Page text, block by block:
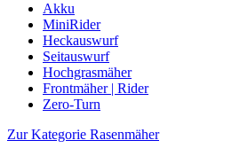
Akku
MiniRider
Heckauswurf
Seitauswurf
Hochgrasmäher
Frontmäher | Rider
Zero-Turn
Zur Kategorie Rasenmäher